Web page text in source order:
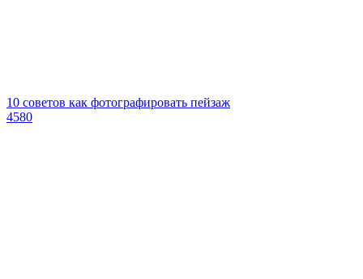
10 советов как фотографировать пейзаж
4580